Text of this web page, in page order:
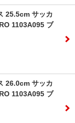
25.5cm サッカ
1103A095 ブ
26.0cm サッカ
1103A095 ブ